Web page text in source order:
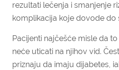
rezultati lečenja i smanjenje
komplikacija koje dovode do
Pacijenti najčešće misle da
neće uticati na njihov vid.
priznaju da imaju dijabetes,